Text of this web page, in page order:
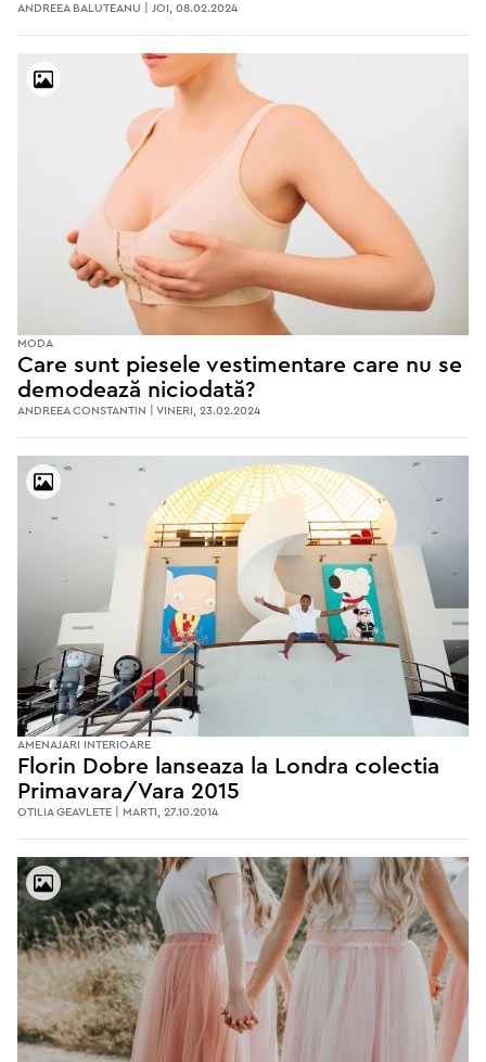
ANDREEA BALUTEANU | JOI, 08.02.2024
MODA
Care sunt piesele vestimentare care nu se
demodează niciodată?
ANDREEA CONSTANTIN | VINERI, 23.02.2024
AMENAJARI INTERIOARE
Florin Dobre lanseaza la Londra colectia
Primavara/Vara 2015
OTILIA GEAVLETE | MARTI, 27.10.2014